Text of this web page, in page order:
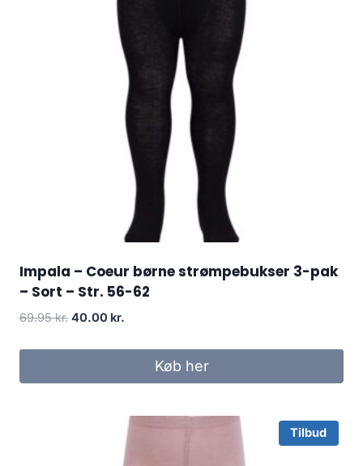
Impala – Coeur børne strømpebukser 3-pak
– Sort – Str. 56-62
69.95kr. Original
was:
40.00 kr.
is:
40.00 kr..Køb her
Tilbud